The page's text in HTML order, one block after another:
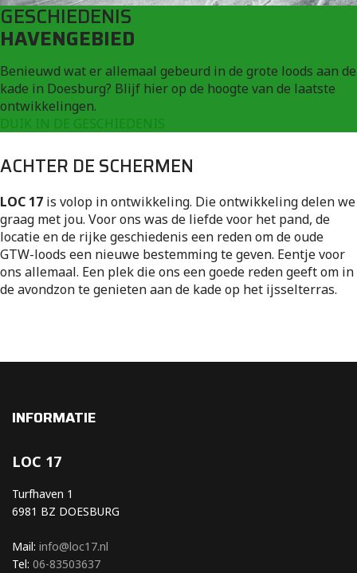
GESCHIEDENIS
HAVENGEBIED
Benieuwd wat er allemaal gebeurd in de grote loods aan de
kade in Doesburg? Blijf hier op de hoogte van de laatste
ontwikkelingen.
DUIK IN DE GESCHIEDENIS
ACHTER DE SCHERMEN
LOC 17 is volop in ontwikkeling. Die ontwikkeling delen we
graag met jou. Voor ons was de liefde voor het pand, de
locatie en de rijke geschiedenis een reden om de oude
GTW-loods een nieuwe bestemming te geven. Eentje voor
ons allemaal. Een plek die ons een goede reden geeft om in
de avondzon te genieten aan de kade op het ijsselterras.
INFORMATIE
LOC 17
Turfhaven 1
6981 BZ DOESBURG
Mail: info@loc17.nl
Tel: 06-83503637